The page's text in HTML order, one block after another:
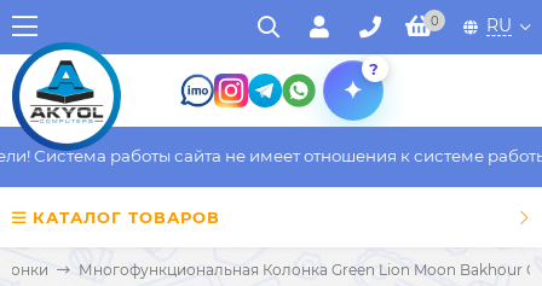
0 RU
?
Система работы сайта не имеет отношения к системе
КАТАЛОГ ТОВАРОВ
Многофункциональная Колонка Green Lion Moon Bakhour